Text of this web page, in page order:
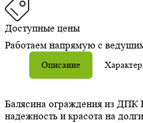
Доступные цены
Работаем напрямую с
Описание
Балясина ограждения из ДПК
надежность и красота на